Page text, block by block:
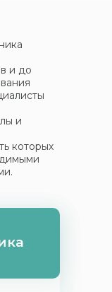
и до
и
которых